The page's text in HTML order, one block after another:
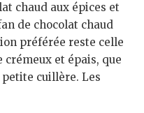
chaud aux épices et
de chocolat chaud
préférée reste celle
crémeux et épais, que
petite cuillère. Les